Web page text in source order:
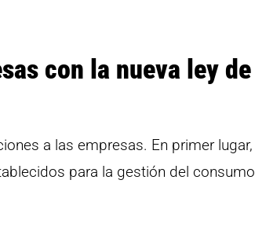
con la nueva ley de
a las empresas. En primer
para la gestión del